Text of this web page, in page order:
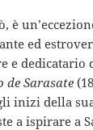
è
ed
e dedicatario
de Sarasate
inizi della
a ispirare a